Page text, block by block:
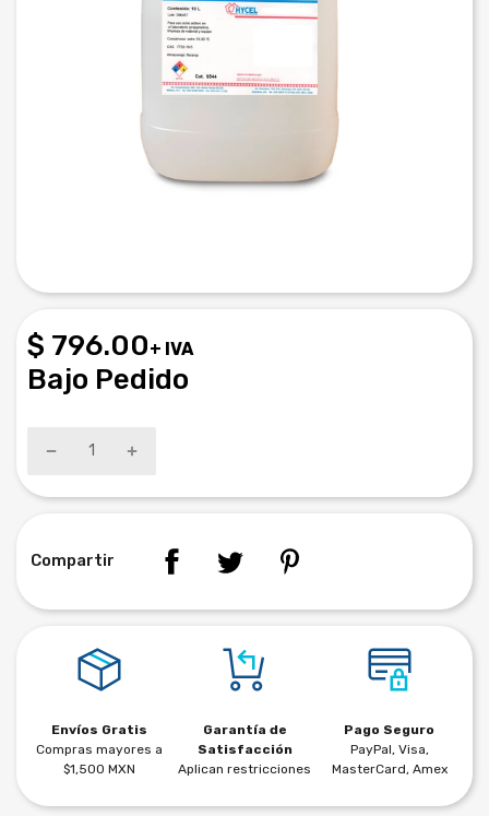
$ 796.00+ IVA
Bajo Pedido
Compartir
Envíos Gratis
Compras mayores a
$1,500 MXN
Garantía de
Satisfacción
Aplican restricciones
Pago Seguro
PayPal, Visa,
MasterCard, Amex